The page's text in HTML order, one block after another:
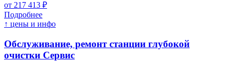
от 217 413 ₽
Подробнее
↑ цены и инфо
Обслуживание, ремонт станции глубокой
очистки Cервис